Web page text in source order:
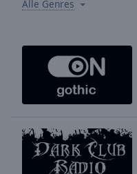
behind
Remaining
Playback
Rate
Alle Genres